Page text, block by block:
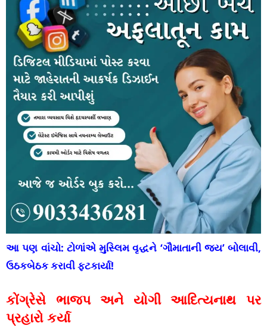
આ પણ વાંચો: ટોળાંએ મુસ્લિમ વૃદ્ધને ‘ગૌમાતાની જય’ બોલાવી,
ઉઠકબેઠક કરાવી ફટકાર્યા!
કોંગ્રેસે ભાજપ અને યોગી આદિત્યનાથ પર
પ્રહારો કર્યા